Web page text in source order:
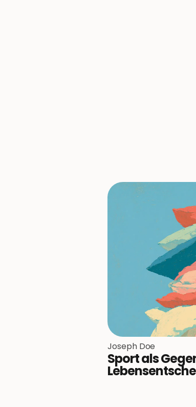
Joseph Doe
Sport als